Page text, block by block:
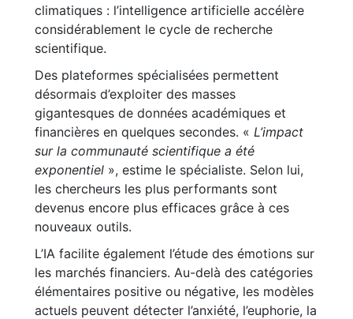
climatiques : l’intelligence artificielle accélère
considérablement le cycle de recherche
scientifique.
Des plateformes spécialisées permettent
désormais d’exploiter des masses
gigantesques de données académiques et
financières en quelques secondes. « L’impact
sur la communauté scientifique a été
exponentiel », estime le spécialiste. Selon lui,
les chercheurs les plus performants sont
devenus encore plus efficaces grâce à ces
nouveaux outils.
L’IA facilite également l’étude des émotions sur
les marchés financiers. Au-delà des catégories
élémentaires positive ou négative, les modèles
actuels peuvent détecter l’anxiété, l’euphorie, la